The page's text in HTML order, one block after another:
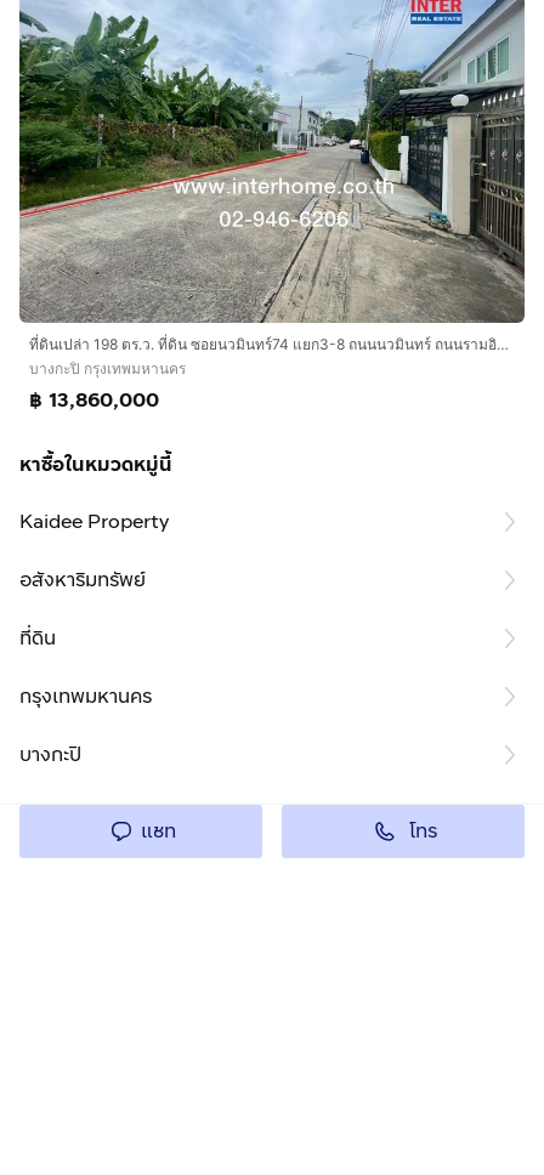
ที่ดินเปล่า 198 ตร.ว. ที่ดิน ซอยนวมินทร์74 แยก3-8 ถนนนวมินทร์ ถนนรามอินทรา เขตบางกะปิ กรุงเทพมหานคร
บางกะปิ กรุงเทพมหานคร
฿ 13,860,000
หาซื้อในหมวดหมู่นี้
Kaidee Property
อสังหาริมทรัพย์
ที่ดิน
กรุงเทพมหานคร
บางกะปิ
แชท โทร